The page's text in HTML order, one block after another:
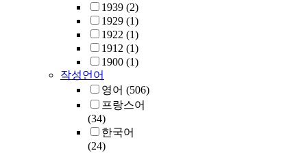
1939 (2)
1929 (1)
1922 (1)
1912 (1)
1900 (1)
작성언어
영어 (506)
프랑스어
(34)
한국어
(24)